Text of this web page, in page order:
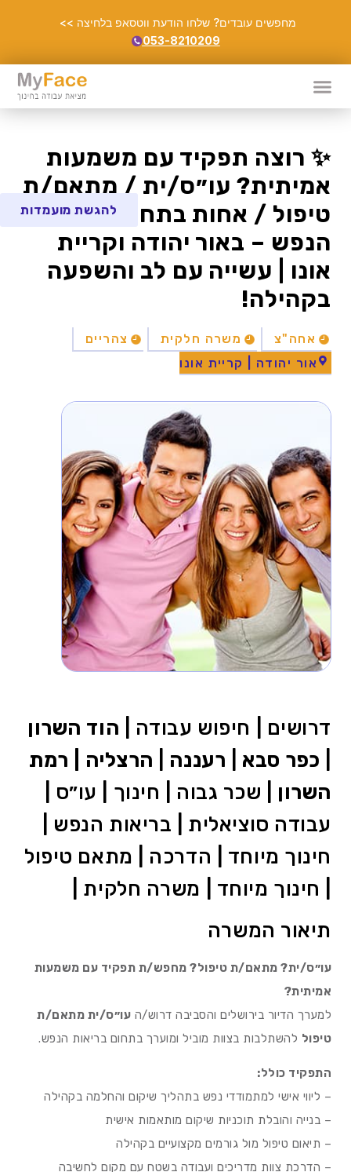
מחפשים עובדים? שלחו הודעת ווטסאפ בלחיצה >>
053-8210209
✨ רוצה תפקיד עם משמעות
אמיתית? עו״ס/ית / מתאם/ת
טיפול / אחות בתחום בריאות
הנפש – באור יהודה וקריית
אונו | עשייה עם לב והשפעה
בקהילה!
אחה"צ משרה חלקית
צהריים
אור יהודה | קריית אונו
להגשת מועמדות
דרושים | חיפוש עבודה | הוד השרון
כפר סבא רעננה
הרצליה | רמת
השרון | שכר גבוה | חינוך | עו״ס |
עבודה סוציאלית | בריאות הנפש |
חינוך מיוחד | הדרכה | מתאם טיפול
| חינוך מיוחד | משרה חלקית |
תיאור המשרה
עו״ס/ית? מתאם/ת טיפול? מחפש/ת תפקיד עם משמעות
אמיתית?
למערך הדיור בירושלים והסביבה דרוש/ה עו״ס/ית מתאם/ת
טיפול להשתלבות בצוות מוביל ומוערך בתחום בריאות הנפש.
התפקיד כולל:
– ליווי אישי למתמודדי נפש בתהליך שיקום והחלמה בקהילה
– בנייה והובלת תוכניות שיקום מותאמות אישית
– תיאום טיפול מול גורמים מקצועיים בקהילה
– הדרכת צוות מדריכים ועבודה בשטח עם מקום לחשיבה